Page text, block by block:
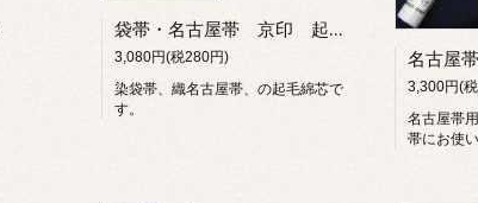
袋帯・名古屋帯 京印 起毛綿帯芯 染袋帯・織名古屋帯に
3,080円(税280円)
染袋帯、織名古屋帯、の起毛綿芯で
す。
3,300円(
名古屋帯
帯にお使